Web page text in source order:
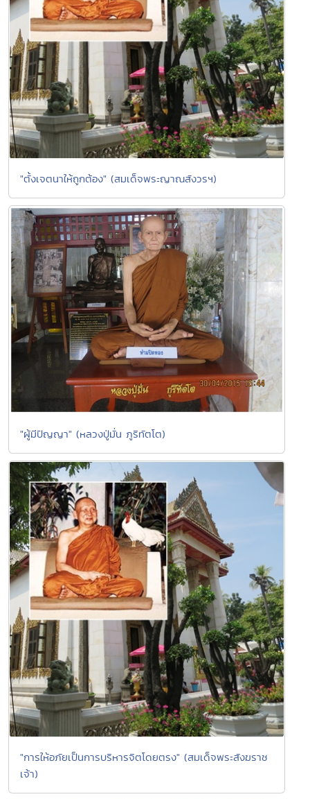
"ตั้งเจตนาให้ถูกต้อง" (สมเด็จพระญาณสังวรฯ)
"ผู้มีปัญญา" (หลวงปู่มั่น ภูริทัตโต)
"การให้อภัยเป็นการบริหารจิตโดยตรง" (สมเด็จพระสังฆราช
เจ้า)